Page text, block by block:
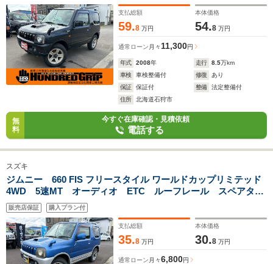
支払総額
59.8 万円
本体価格
54.8 万円
通常ローン 月々 11,300円
年式 2008年 走行 8.5万km
車検
車検整備付 修復
あり
保証
保証付 整備
法定整備付
住所
北海道石狩市
無
料
今すぐ在庫確認・見積依頼
電話する
スズキ
ジムニー 660 FIS フリースタイル ワールドカップリミテッド
4WD 5速MT オーディオ ETC ルーフレール スペアタイ
ヤ フォグランプ シートヒーター 電動格納ミラー
販売店保証 購入プラン付
支払総額
35.8 万円
本体価格
30.8 万円
通常ローン 月々6,800円